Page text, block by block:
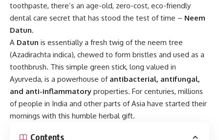
toothpaste, there’s an age-old, zero-cost, eco-friendly
dental care secret that has stood the test of time – Neem
Datun.
A Datun is essentially a fresh twig of the neem tree
(Azadirachta indica), chewed to form bristles and used as a
toothbrush. This simple green stick, long valued in
Ayurveda, is a powerhouse of antibacterial, antifungal,
and anti-inflammatory properties. For centuries, millions
of people in India and other parts of Asia have started their
mornings with this humble herbal gift.
Contents